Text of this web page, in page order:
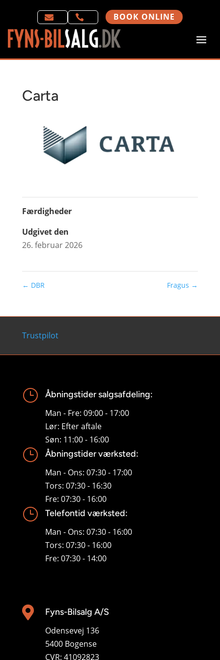
  BOOK ONLINE
Carta
Færdigheder
Udgivet den
26. februar 2026
← DBR Fragus →
Trustpilot
}
Åbningstider salgsafdeling:
Man - Fre: 09:00 - 17:00
Lør: Efter aftale
Søn: 11:00 - 16:00
}
Åbningstider værksted:
Man - Ons: 07:30 - 17:00
Tors: 07:30 - 16:30
Fre: 07:30 - 16:00
}
Telefontid værksted:
Man - Ons: 07:30 - 16:00
Tors: 07:30 - 16:00
Fre: 07:30 - 14:00

Fyns-Bilsalg A/S
Odensevej 136
5400 Bogense
CVR: 41092823